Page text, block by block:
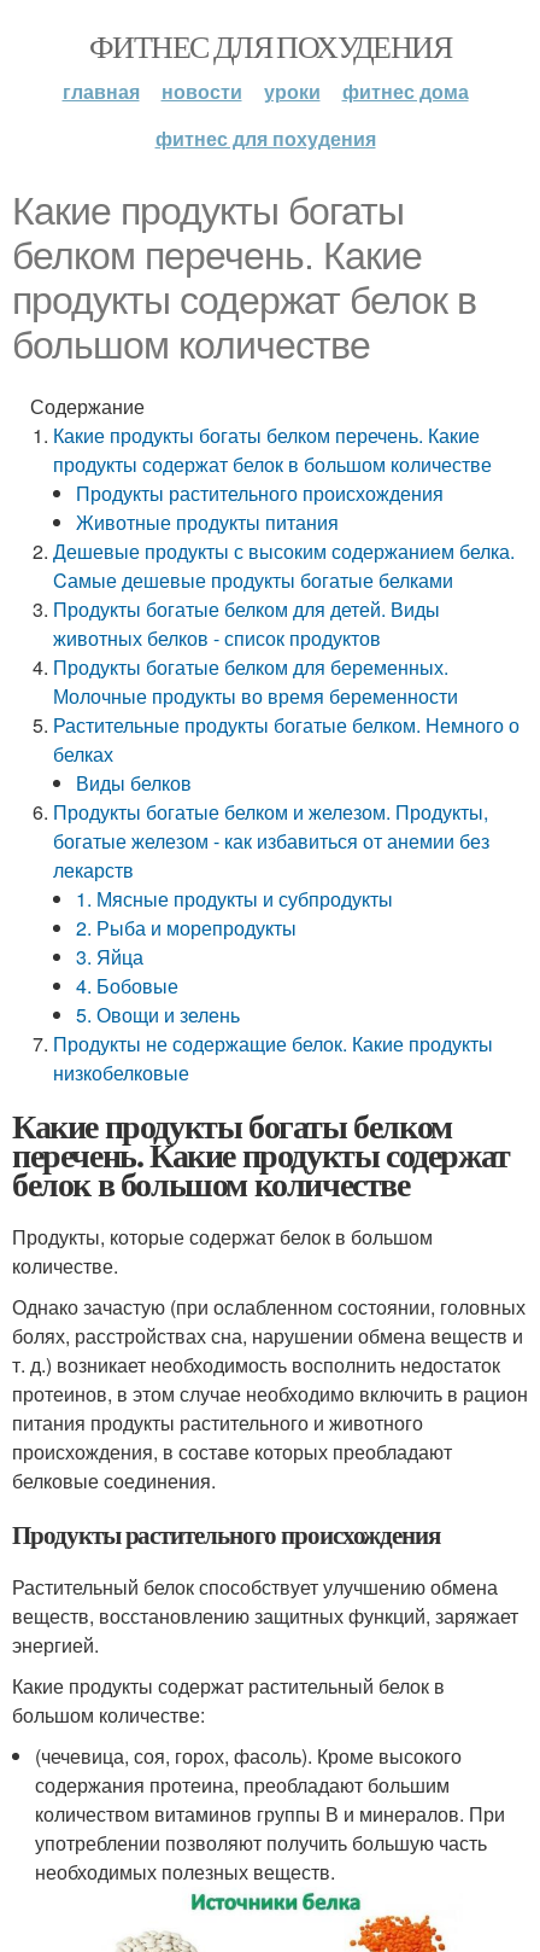
ФИТНЕС ДЛЯ ПОХУДЕНИЯ
главная новости уроки
фитнес дома
фитнес для похудения
Какие продукты богаты
белком перечень. Какие
продукты содержат белок в
большом количестве
Содержание
Какие продукты богаты белком перечень. Какие
продукты содержат белок в большом количестве
Продукты растительного происхождения
Животные продукты питания
Дешевые продукты с высоким содержанием белка.
Cамые дешевые продукты богатые белками
Продукты богатые белком для детей. Виды
животных белков - список продуктов
Продукты богатые белком для беременных.
Молочные продукты во время беременности
Растительные продукты богатые белком. Немного о
белках
Виды белков
Продукты богатые белком и железом. Продукты,
богатые железом - как избавиться от анемии без
лекарств
1. Мясные продукты и субпродукты
2. Рыба и морепродукты
3. Яйца
4. Бобовые
5. Овощи и зелень
Продукты не содержащие белок. Какие продукты
низкобелковые
Какие продукты богаты белком
перечень. Какие продукты содержат
белок в большом количестве
Продукты, которые содержат белок в большом
количестве.
Однако зачастую (при ослабленном состоянии, головных
болях, расстройствах сна, нарушении обмена веществ и
т. д.) возникает необходимость восполнить недостаток
протеинов, в этом случае необходимо включить в рацион
питания продукты растительного и животного
происхождения, в составе которых преобладают
белковые соединения.
Продукты растительного происхождения
Растительный белок способствует улучшению обмена
веществ, восстановлению защитных функций, заряжает
энергией.
Какие продукты содержат растительный белок в
большом количестве:
(чечевица, соя, горох, фасоль). Кроме высокого
содержания протеина, преобладают большим
количеством витаминов группы В и минералов. При
употреблении позволяют получить большую часть
необходимых полезных веществ.